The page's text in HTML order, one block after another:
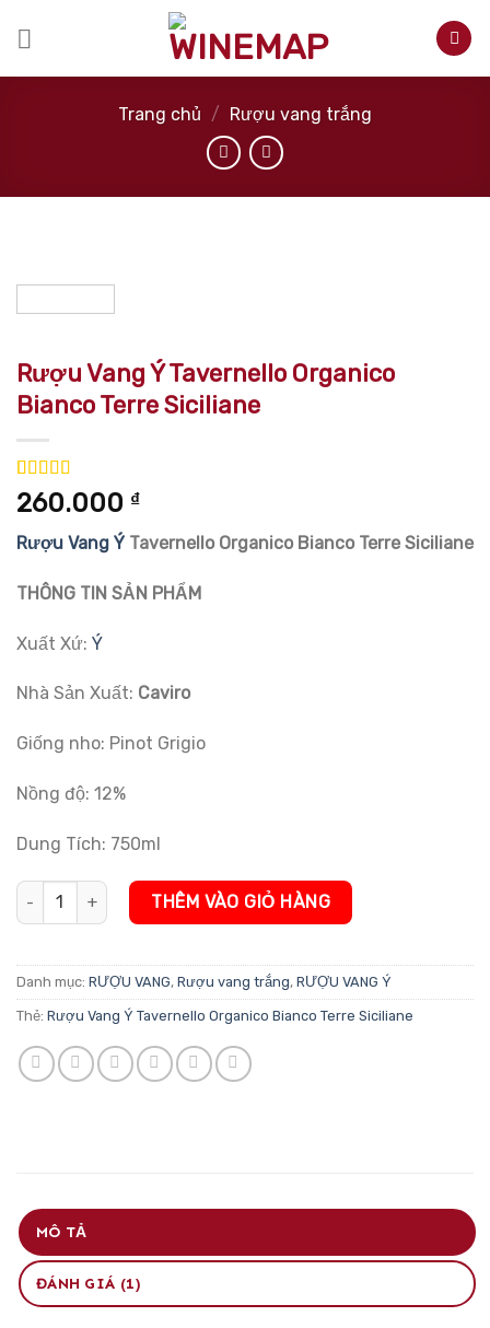
Trang chủ / Rượu vang trắng
Rượu Vang Ý Tavernello Organico
Bianco Terre Siciliane
5.00 trên 5
dựa trên
1
260.000 ₫
Rượu Vang Ý Tavernello Organico Bianco Terre Siciliane
THÔNG TIN SẢN PHẨM
Xuất Xứ: Ý
Nhà Sản Xuất: Caviro
Giống nho: Pinot Grigio
Nồng độ: 12%
Dung Tích: 750ml
Rượu Vang Ý Tavernello Organico Bianco Terre Siciliane số lượng
THÊM VÀO GIỎ HÀNG
Danh mục: RƯỢU VANG, Rượu vang trắng, RƯỢU VANG Ý
Thẻ: Rượu Vang Ý Tavernello Organico Bianco Terre Siciliane
MÔ TẢ
ĐÁNH GIÁ (1)